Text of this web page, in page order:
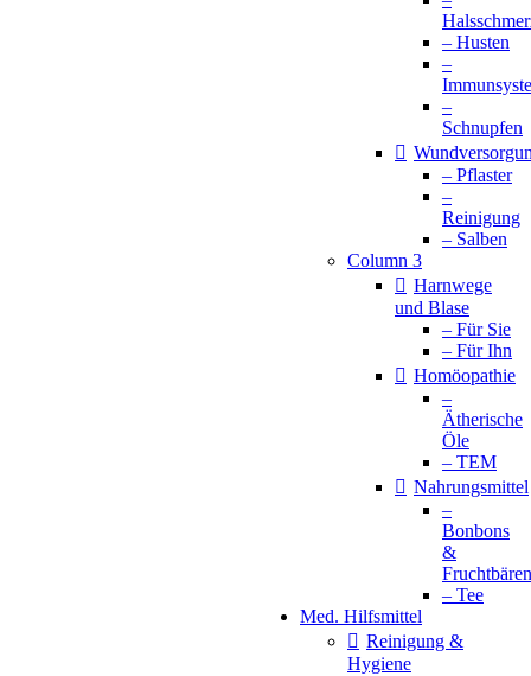
– Husten
–
–
Schnupfen
– Pflaster
–
Reinigung
– Salben
Column 3
Harnwege
und Blase
– Für Sie
– Für Ihn
Homöopathie
–
Ätherische
Öle
– TEM
Nahrungsmittel
–
Bonbons
&
Fruchtbären
– Tee
Med. Hilfsmittel
Reinigung &
Hygiene